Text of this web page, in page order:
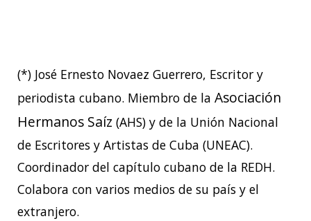
(*) José Ernesto Novaez Guerrero, Escritor y
periodista cubano. Miembro de la Asociación
Hermanos Saíz (AHS) y de la Unión Nacional
de Escritores y Artistas de Cuba (UNEAC).
Coordinador del capítulo cubano de la REDH.
Colabora con varios medios de su país y el
extranjero.